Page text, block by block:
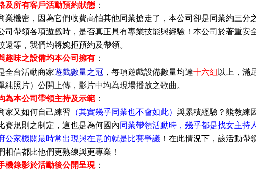
及所有客戶活動預約狀態 ：
業機密，因為它們收費高怕其他同業搶走了，本公司卻是同業約三
司帶領各項遊戲時，是否真正具有專業技能與經驗！ 本公司於著重安
遠等，我們均將婉拒預約及帶領。
趣味之設備均本公司擁有 ：
全台活動商家遊戲數量之冠 ，每項遊戲設備數量均達十六組 以上，滿
純照片）公開上傳，影片中均為現場播放之歌曲。
為本公司帶領主持及示範 ：
家又如何自己練習 （其實幾乎同業也不會如此） 與累積經驗？熊教練
賽規則之制定，這也是為何國內同業帶領活動時，幾乎都是找女主持
公家機關最時常出現與在意的就是比賽爭議 ！在此情況下，該活動
相信都比他們更熟練與更專業！
機錄影於活動後公開呈現：